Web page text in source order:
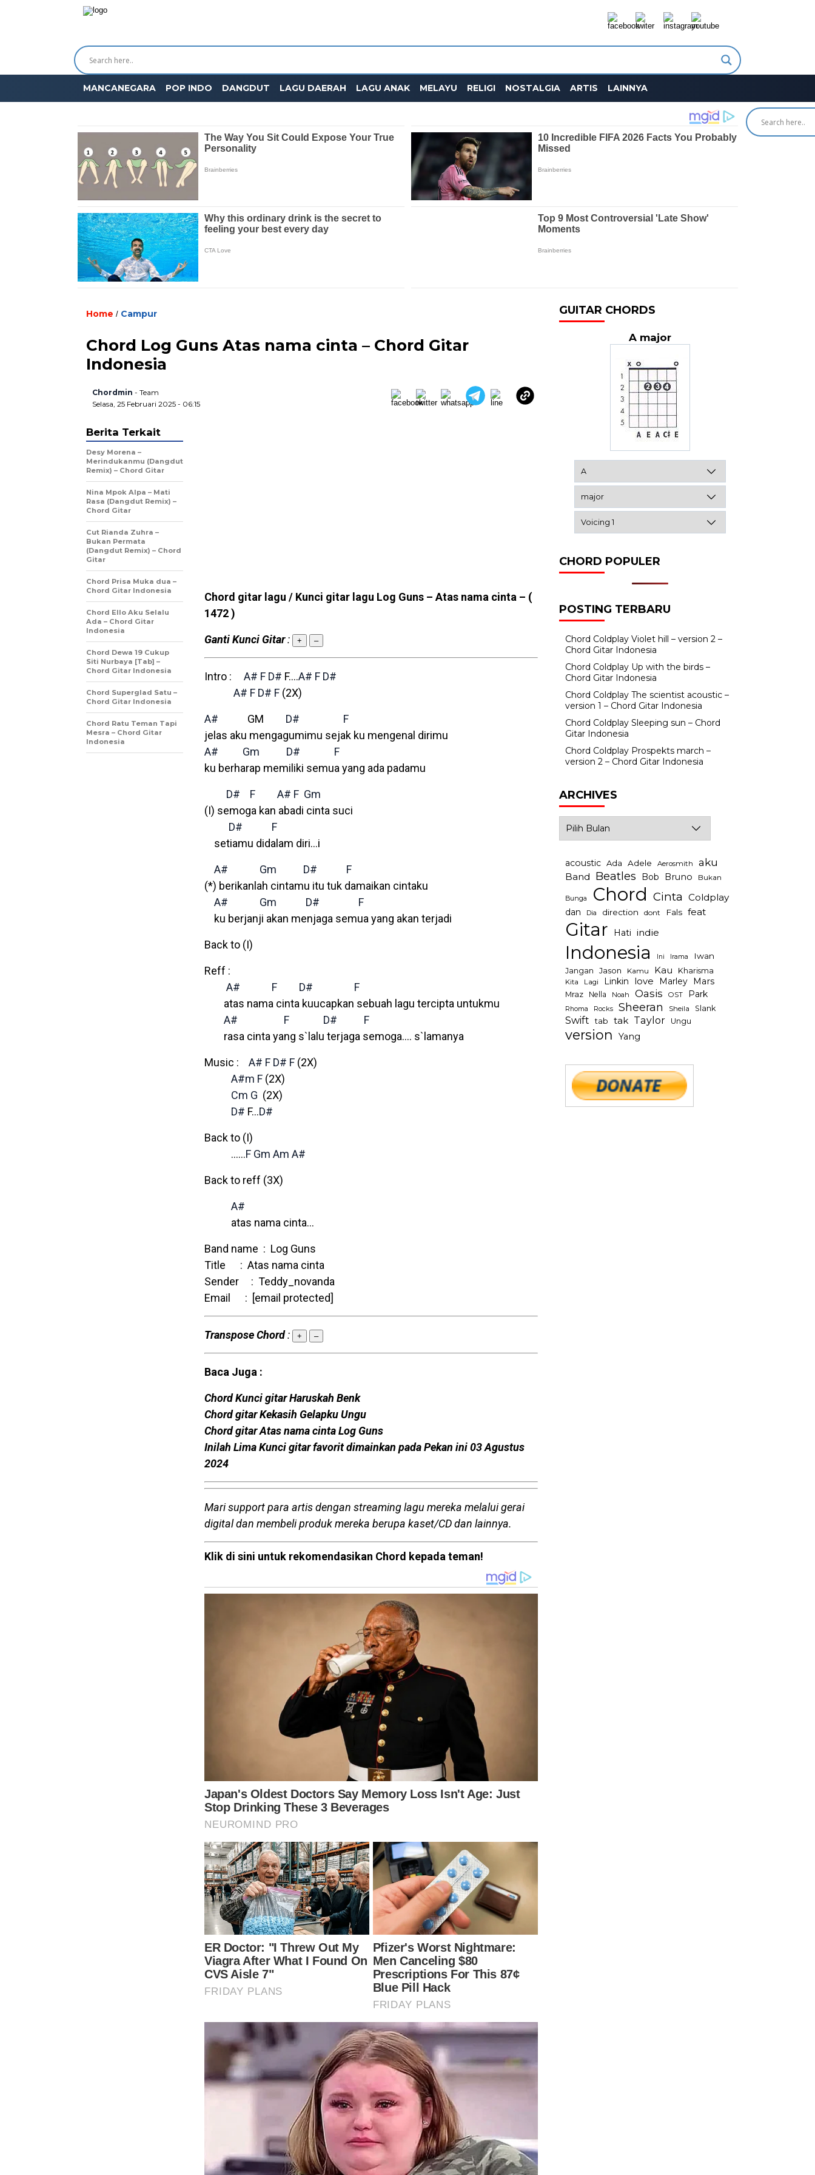
MANCANEGARA POP INDO DANGDUT LAGU DAERAH LAGU ANAK MELAYU RELIGI NOSTALGIA ARTIS LAINNYA
Home / Campur
Chord Log Guns Atas nama cinta – Chord Gitar
Indonesia
Chordmin - Team
Selasa, 25 Februari 2025 - 06:15
Chord gitar lagu / Kunci gitar lagu Log Guns – Atas nama cinta – (
1472 )
Ganti Kunci Gitar: + –
Intro : A# F D# F….A# F D#
A# F D# F (2X)
A# GM D#
F
jelas aku mengagumimu sejak ku mengenal dirimu
A#
Gm D#
F
ku berharap memiliki semua yang ada padamu
D# F A# F Gm
(I) semoga kan abadi cinta suci
D#
F
setiamu didalam diri…i
A# Gm D#
F
(*) berikanlah cintamu itu tuk damaikan cintaku
A#
Gm D#
F
ku berjanji akan menjaga semua yang akan terjadi
Back to (I)
Reff :
A#
F D#
F
atas nama cinta kuucapkan sebuah lagu tercipta untukmu
A#
F D#
F
rasa cinta yang s`lalu terjaga semoga…. s`lamanya
Music : A# F D# F (2X)
A#m F (2X)
Cm G (2X)
D# F…D#
Back to (I)
……F Gm Am A#
Back to reff (3X)
A#
atas nama cinta…
Band name : Log Guns
Title : Atas nama cinta
Sender : Teddy_novanda
Email : [email protected]
Transpose Chord: + –
Baca Juga :
Chord Kunci gitar Haruskah Benk
Chord gitar Kekasih Gelapku Ungu
Chord gitar Atas nama cinta Log Guns
Inilah Lima Kunci gitar favorit dimainkan pada Pekan ini 03 Agustus
2024
Mari support para artis dengan streaming lagu mereka melalui gerai
digital dan membeli produk mereka berupa kaset/CD dan lainnya.
Klik di sini untuk rekomendasikan Chord kepada teman!
Berita Terkait
Desy Morena –
Merindukanmu (Dangdut
Remix) – Chord Gitar
Nina Mpok Alpa – Mati
Rasa (Dangdut Remix) –
Chord Gitar
Cut Rianda Zuhra –
Bukan Permata
(Dangdut Remix) – Chord
Gitar
Chord Prisa Muka dua –
Chord Gitar Indonesia
Chord Ello Aku Selalu
Ada – Chord Gitar
Indonesia
Chord Dewa 19 Cukup
Siti Nurbaya [Tab] –
Chord Gitar Indonesia
Chord Superglad Satu –
Chord Gitar Indonesia
Chord Ratu Teman Tapi
Mesra – Chord Gitar
Indonesia
GUITAR CHORDS
A major
CHORD POPULER
POSTING TERBARU
Chord Coldplay Violet hill – version 2 –
Chord Gitar Indonesia
Chord Coldplay Up with the birds –
Chord Gitar Indonesia
Chord Coldplay The scientist acoustic –
version 1 – Chord Gitar Indonesia
Chord Coldplay Sleeping sun – Chord
Gitar Indonesia
Chord Coldplay Prospekts march –
version 2 – Chord Gitar Indonesia
ARCHIVES
acoustic Ada Adele Aerosmith aku
Band Beatles Bob Bruno Bukan
Bunga Chord Cinta Coldplay
dan Dia direction dont Fals feat
Gitar Hati indie
Indonesia Ini Irama Iwan
Jangan Jason Kamu Kau Kharisma
Kita Lagi Linkin love Marley Mars
Mraz Nella Noah Oasis OST Park
Rhoma Rocks Sheeran Sheila Slank
Swift tab tak Taylor Ungu
version Yang